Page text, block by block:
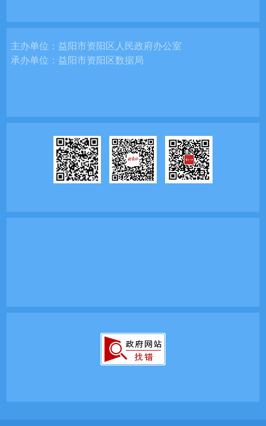
主办单位：益阳市资阳区人民政府办公室
承办单位：益阳市资阳区数据局